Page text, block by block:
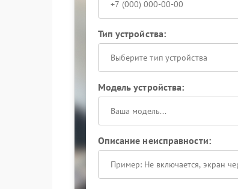
Тип устройства:
Выберите тип устройства
Модель устройства:
Описание неисправности: